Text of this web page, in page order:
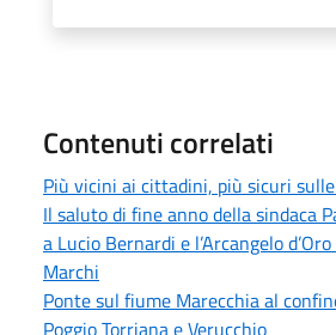
Contenuti correlati
Più vicini ai cittadini, più sicuri
Il saluto di fine anno della sindaca
a Lucio Bernardi e l’Arcangelo
Marchi
Ponte sul fiume Marecchia al
Poggio Torriana e Verucchio